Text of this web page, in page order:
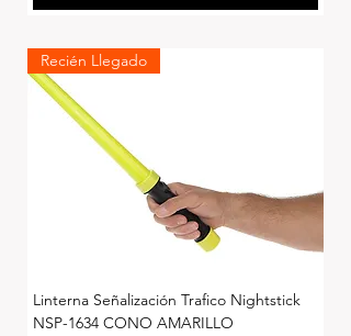
Recién Llegado
Linterna Señalización Trafico Nightstick
NSP-1634 CONO AMARILLO